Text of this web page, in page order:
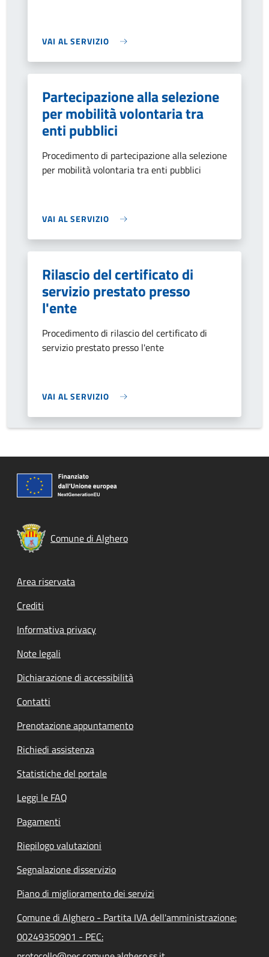
VAI AL SERVIZIO
Partecipazione alla selezione
per mobilità volontaria tra
enti pubblici
Procedimento di partecipazione alla selezione
per mobilità volontaria tra enti pubblici
VAI AL SERVIZIO
Rilascio del certificato di
servizio prestato presso
l'ente
Procedimento di rilascio del certificato di
servizio prestato presso l'ente
VAI AL SERVIZIO
Comune di Alghero
Footer menu
Area riservata
Crediti
Informativa privacy
Note legali
Dichiarazione di accessibilità
Contatti
Prenotazione appuntamento
Richiedi assistenza
Statistiche del portale
Leggi le FAQ
Pagamenti
Riepilogo valutazioni
Segnalazione disservizio
Piano di miglioramento dei servizi
Comune di Alghero - Partita IVA dell'amministrazione:
00249350901 - PEC: